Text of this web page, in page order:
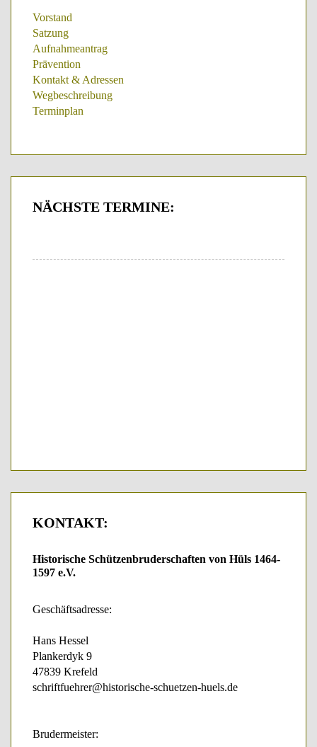
Vorstand
Satzung
Aufnahmeantrag
Prävention
Kontakt & Adressen
Wegbeschreibung
Terminplan
NÄCHSTE TERMINE:
KONTAKT:
Historische Schützenbruderschaften von Hüls 1464-
1597 e.V.
Geschäftsadresse:
Hans Hessel
Plankerdyk 9
47839 Krefeld
schriftfuehrer@historische-schuetzen-huels.de
Brudermeister: